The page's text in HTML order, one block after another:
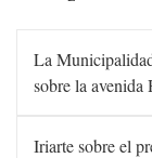
La
sobre la avenida
Iriarte sobre el